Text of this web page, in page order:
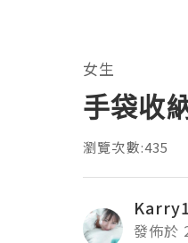
女生
手袋收
瀏覽次數:435
發佈於